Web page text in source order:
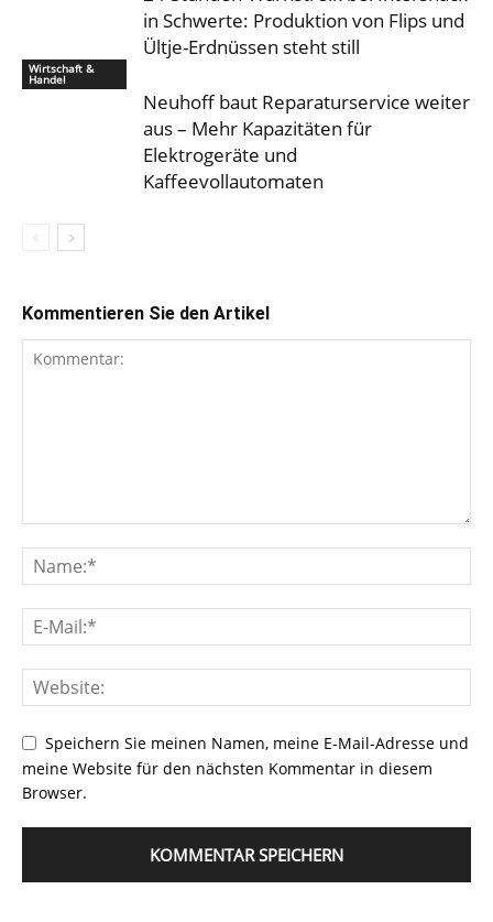
in Schwerte: Produktion von Flips und
Ültje-Erdnüssen steht still
Wirtschaft &
Handel
Neuhoff baut Reparaturservice weiter
aus – Mehr Kapazitäten für
Elektrogeräte und
Kaffeevollautomaten
Kommentieren Sie den Artikel
Speichern Sie meinen Namen, meine E-Mail-Adresse und
meine Website für den nächsten Kommentar in diesem
Browser.